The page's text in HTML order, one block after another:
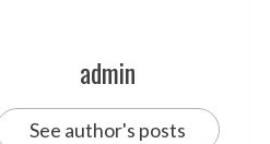
admin
See author's posts